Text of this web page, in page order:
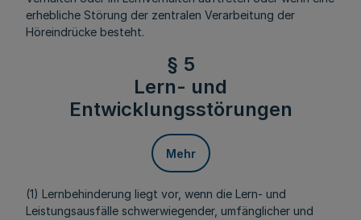
erhebliche Störung der zentralen Verarbeitung der
Höreindrücke besteht.
§ 5
Lern- und
Entwicklungsstörungen
Mehr
(1) Lernbehinderung liegt vor, wenn die Lern- und
Leistungsausfälle schwerwiegender, umfänglicher und